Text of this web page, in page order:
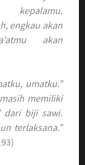
kepalamu.
engkau akan
akan
umatku.”
memiliki
dari biji sawi.
terlaksana.”